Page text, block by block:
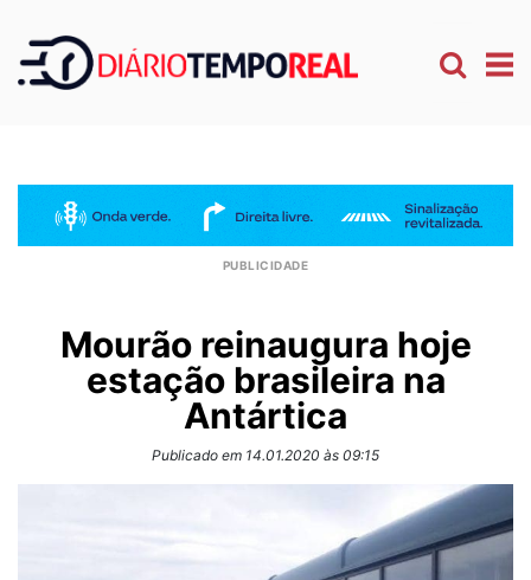
Mourão reinaugura hoje
estação brasileira na
Antártica
Publicado em 14.01.2020 às 09:15